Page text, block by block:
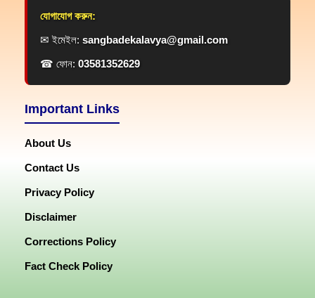
যোগাযোগ করুন:
✉ ইমেইল: sangbadekalavya@gmail.com
☎ ফোন: 03581352629
Important Links
About Us
Contact Us
Privacy Policy
Disclaimer
Corrections Policy
Fact Check Policy